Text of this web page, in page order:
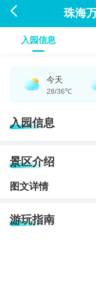
 珠海
入园信息
今天
28/36℃
入园信息
景区介绍
图文详情
游玩指南